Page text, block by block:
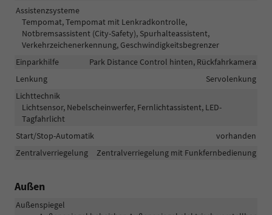
Assistenzsysteme
Tempomat, Tempomat mit Lenkradkontrolle,
Notbremsassistent (City-Safety), Spurhalteassistent,
Verkehrzeichenerkennung, Geschwindigkeitsbegrenzer
Einparkhilfe
Park Distance Control hinten, Rückfahrkamera
Lenkung
Servolenkung
Lichttechnik
Lichtsensor, Nebelscheinwerfer, Fernlichtassistent, LED-
Tagfahrlicht
Start/Stop-Automatik
vorhanden
Zentralverriegelung
Zentralverriegelung mit Funkfernbedienung
Außen
Außenspiegel